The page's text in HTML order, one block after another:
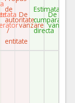
de
autoritate
/
entitate
De
vanzare
Estimata
cumparare
directa
De
vanzare